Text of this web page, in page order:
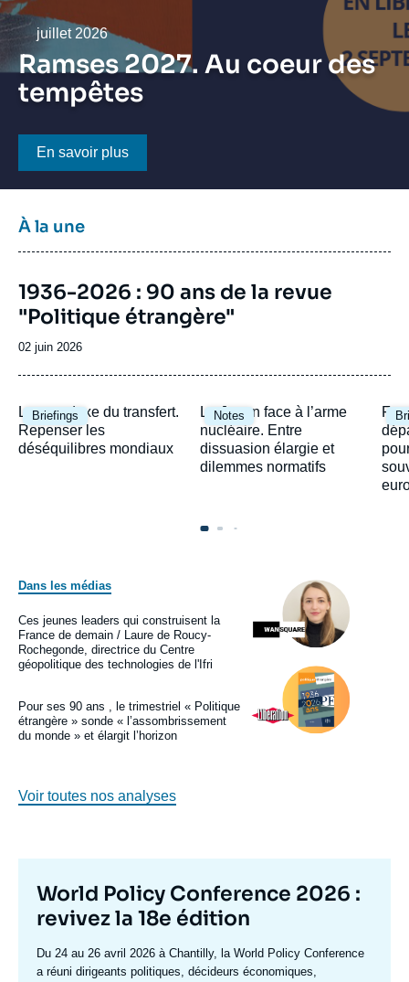
Nous soutenir
Date
juillet 2026
Ramses 2027. Au coeur des
tempêtes
Bouton CTA
En savoir plus
Titre
bloc
la
une
À la une
Image
de
couverture
la
1936-2026 : 90 ans de la revue
"Politique étrangère"
Date
02 juin 2026
Briefings
Image
principale
Le paradoxe du transfert.
Repenser les
déséquilibres mondiaux
Notes
Image
principale
Le Japon face à l’arme
nucléaire. Entre
dissuasion élargie et
dilemmes normatifs
Dans les médias
Logo
Image
principale
médiatique
Ces jeunes leaders qui construisent la
France de demain / Laure de Roucy-
Rochegonde, directrice du Centre
géopolitique des technologies de l'Ifri
Logo
Image
principale
médiatique
Pour ses 90 ans , le trimestriel « Politique
étrangère » sonde « l’assombrissement
du monde » et élargit l’horizon
Voir toutes nos analyses
Titre
mis
en
avant
World Policy Conference 2026 :
revivez la 18e édition
Texte
accroche
Du 24 au 26 avril 2026 à Chantilly, la World Policy Conference
a réuni dirigeants politiques, décideurs économiques,